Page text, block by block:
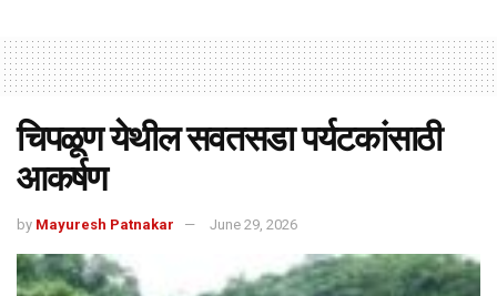
चिपळूण येथील सवतसडा पर्यटकांसाठी
आकर्षण
by Mayuresh Patnakar June 29, 2026